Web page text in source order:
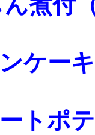
ケー
トポ